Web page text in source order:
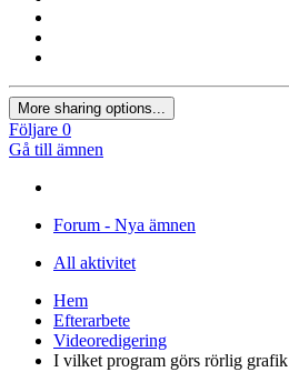
More sharing options...
Följare 0
Gå till ämnen
Forum - Nya ämnen
All aktivitet
Hem
Efterarbete
Videoredigering
I vilket program görs rörlig grafik